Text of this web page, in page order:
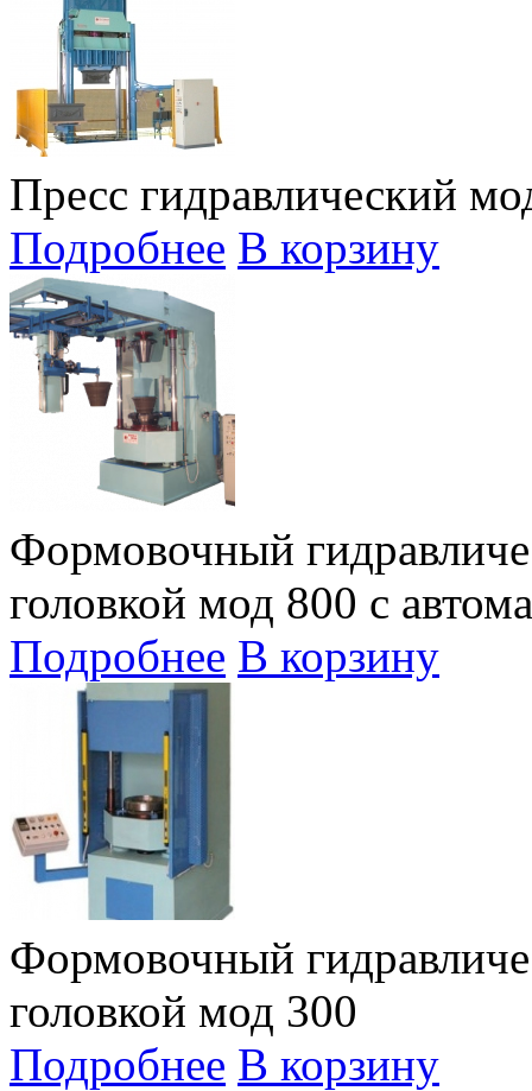
Пресс гидравлический
Подробнее В корзину
Формовочный
головкой мод 800 с
Подробнее В корзину
Формовочный
головкой мод 300
Подробнее В корзину